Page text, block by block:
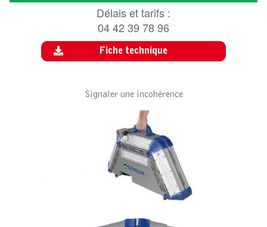
Délais et tarifs :
04 42 39 78 96
Fiche technique
Signaler une incohérence